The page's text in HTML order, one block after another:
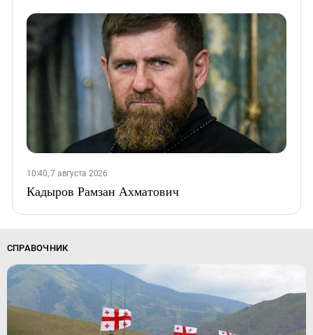
10:40, 7 августа 2026
Кадыров Рамзан Ахматович
СПРАВОЧНИК